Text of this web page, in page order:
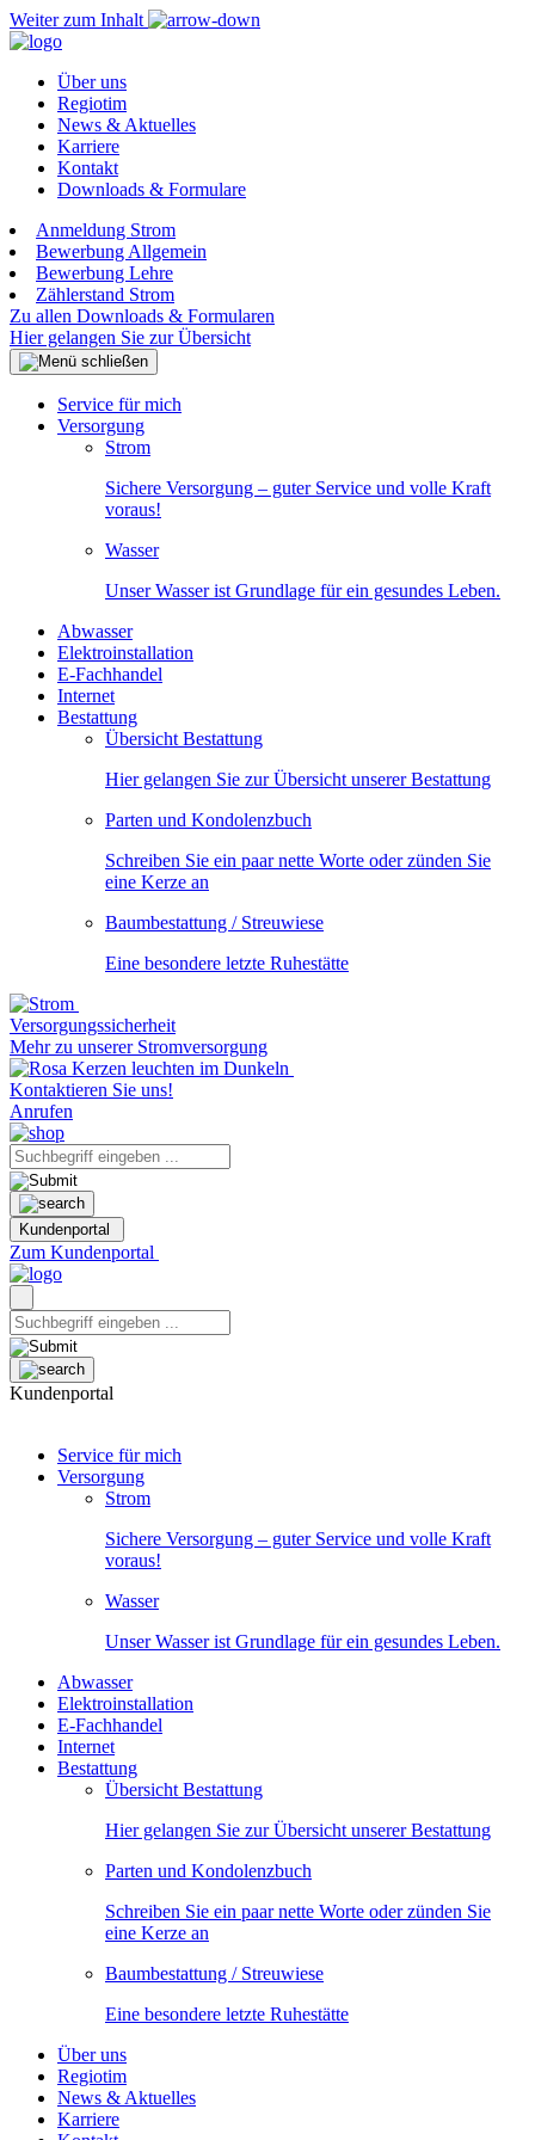
Weiter zum Inhalt
Über uns
Regiotim
News & Aktuelles
Karriere
Kontakt
Downloads & Formulare
Anmeldung Strom
Bewerbung Allgemein
Bewerbung Lehre
Zählerstand Strom
Zu allen Downloads & Formularen
Hier gelangen Sie zur Übersicht
Service für mich
Versorgung
Strom
Sichere Versorgung – guter Service und volle Kraft
voraus!
Wasser
Unser Wasser ist Grundlage für ein gesundes Leben.
Abwasser
Elektroinstallation
E-Fachhandel
Internet
Bestattung
Übersicht Bestattung
Hier gelangen Sie zur Übersicht unserer Bestattung
Parten und Kondolenzbuch
Schreiben Sie ein paar nette Worte oder zünden Sie
eine Kerze an
Baumbestattung / Streuwiese
Eine besondere letzte Ruhestätte
Versorgungssicherheit
Mehr zu unserer Stromversorgung
Kontaktieren Sie uns!
Anrufen
Kundenportal
Zum Kundenportal
Kundenportal
Service für mich
Versorgung
Strom
Sichere Versorgung – guter Service und volle Kraft
voraus!
Wasser
Unser Wasser ist Grundlage für ein gesundes Leben.
Abwasser
Elektroinstallation
E-Fachhandel
Internet
Bestattung
Übersicht Bestattung
Hier gelangen Sie zur Übersicht unserer Bestattung
Parten und Kondolenzbuch
Schreiben Sie ein paar nette Worte oder zünden Sie
eine Kerze an
Baumbestattung / Streuwiese
Eine besondere letzte Ruhestätte
Über uns
Regiotim
News & Aktuelles
Karriere